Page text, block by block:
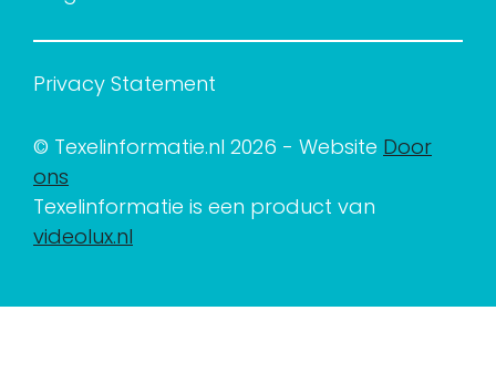
Privacy Statement
© Texelinformatie.nl 2026 - Website Door
ons
Texelinformatie is een product van
videolux.nl